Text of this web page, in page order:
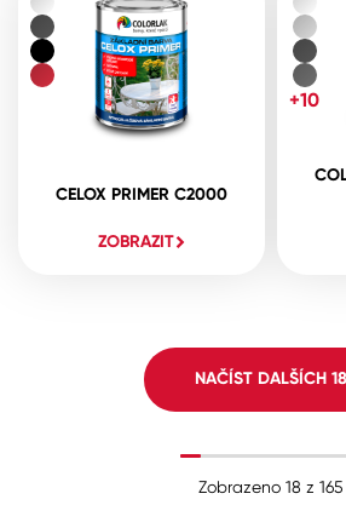
CELOX PRIMER C2000
ZOBRAZIT
+10
NAČÍST DALŠÍCH 18
Zobrazeno 18 z 165